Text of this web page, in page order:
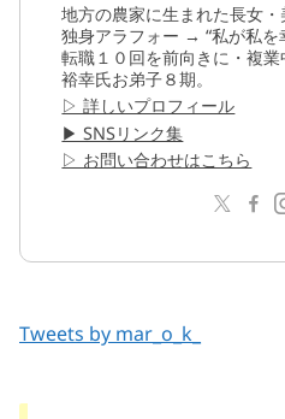
地方の農家に生まれた長女
独身アラフォー → “私が私を
転職１０回を前向きに・複
裕幸氏お弟子８期。
▷ 詳しいプロフィール
▶︎ SNSリンク集
▷ お問い合わせはこちら
Tweets by mar_o_k_